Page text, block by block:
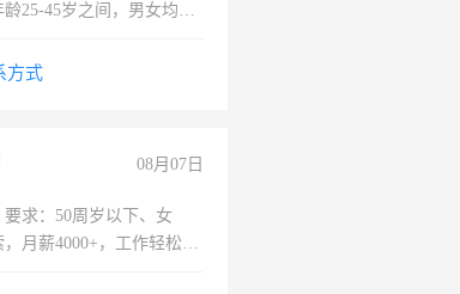
25-45岁之间，男女均
质的优先，底薪+绩效，
方式
08月07日
求：50周岁以下、女
月薪4000+，工作轻松，